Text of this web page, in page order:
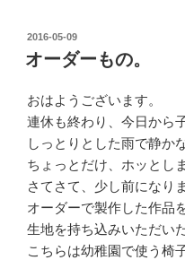
投
稿
日:
2016-05-09
オーダーもの。
おはようございます。
連休も終わり、今日から
しっとりとした雨で静か
ちょっとだけ、ホッとしま
さてさて、少し前になり
オーダーで製作した作品
生地を持ち込みいただい
こちらは幼稚園で使う椅